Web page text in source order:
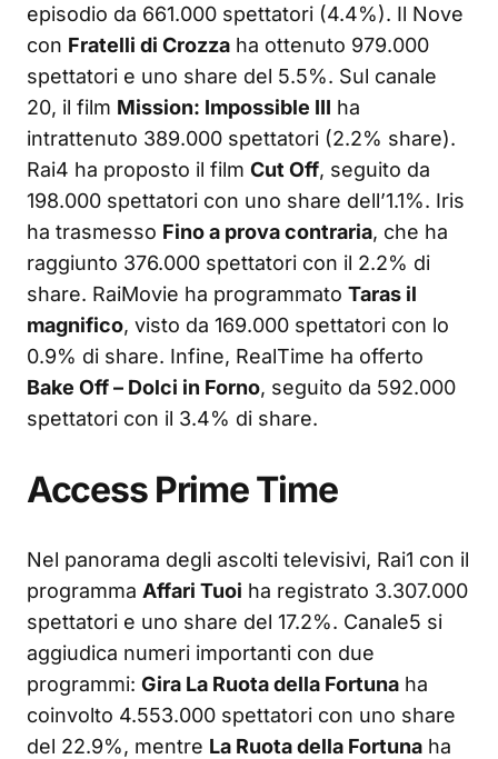
episodio da 661.000 spettatori (4.4%). Il Nove
con Fratelli di Crozza ha ottenuto 979.000
spettatori e uno share del 5.5%. Sul canale
20, il film Mission: Impossible III ha
intrattenuto 389.000 spettatori (2.2% share).
Rai4 ha proposto il film Cut Off, seguito da
198.000 spettatori con uno share dell’1.1%. Iris
ha trasmesso Fino a prova contraria, che ha
raggiunto 376.000 spettatori con il 2.2% di
share. RaiMovie ha programmato Taras il
magnifico, visto da 169.000 spettatori con lo
0.9% di share. Infine, RealTime ha offerto
Bake Off – Dolci in Forno, seguito da 592.000
spettatori con il 3.4% di share.
Access Prime Time
Nel panorama degli ascolti televisivi, Rai1 con il
programma Affari Tuoi ha registrato 3.307.000
spettatori e uno share del 17.2%. Canale5 si
aggiudica numeri importanti con due
programmi: Gira La Ruota della Fortuna ha
coinvolto 4.553.000 spettatori con uno share
del 22.9%, mentre La Ruota della Fortuna ha